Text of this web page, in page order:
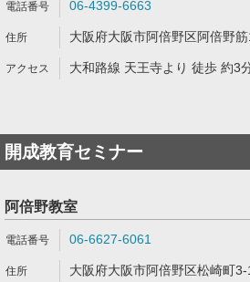
06-4399-6663
大阪府大阪市阿倍野区阿倍野
大和路線 天王寺より 徒歩 約3
開成教育セミナー
阿倍野教室
06-6627-6061
大阪府大阪市阿倍野区松崎町